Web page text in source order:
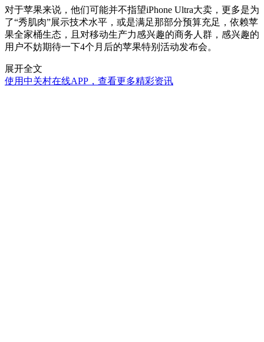
对于苹果来说，他们可能并不指望iPhone Ultra大卖，更多是为
了“秀肌肉”展示技术水平，或是满足那部分预算充足，依赖苹
果全家桶生态，且对移动生产力感兴趣的商务人群，感兴趣的
用户不妨期待一下4个月后的苹果特别活动发布会。
展开全文
使用中关村在线APP，查看更多精彩资讯